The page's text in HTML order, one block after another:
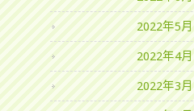
2022年5月
2022年4月
2022年3月